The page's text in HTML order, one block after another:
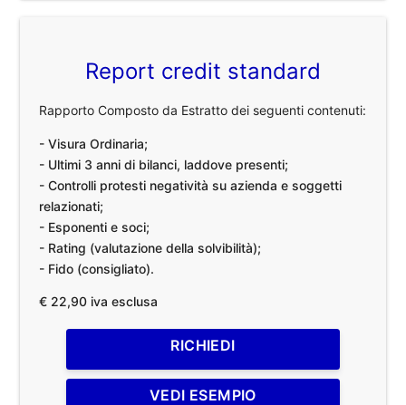
Report credit standard
Rapporto Composto da Estratto dei seguenti contenuti:
- Visura Ordinaria;
- Ultimi 3 anni di bilanci, laddove presenti;
- Controlli protesti negatività su azienda e soggetti
relazionati;
- Esponenti e soci;
- Rating (valutazione della solvibilità);
- Fido (consigliato).
€ 22,90 iva esclusa
RICHIEDI
VEDI ESEMPIO